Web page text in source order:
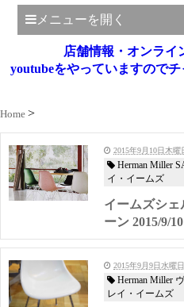
メニューを開く
店舗情報・オンライ
youtubeをやっていますので
Home
2015年9月10日木曜
Herman Miller
イ・イームズ
イームズシ
ーン 2015/9/10
2015年9月9日水曜日
Herman Miller
レイ・イームズ